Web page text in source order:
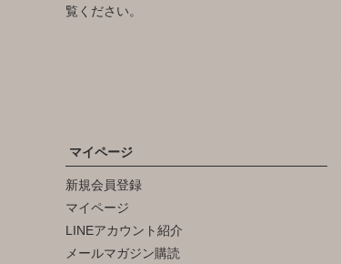
覧ください。
マイページ
新規会員登録
マイページ
LINEアカウント紹介
メールマガジン購読